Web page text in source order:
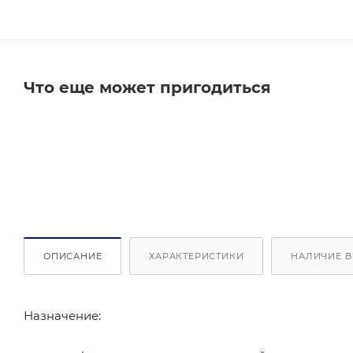
Что еще может пригодиться
ОПИСАНИЕ ХАРАКТЕРИСТИКИ НАЛИЧИЕ В
Назначение: